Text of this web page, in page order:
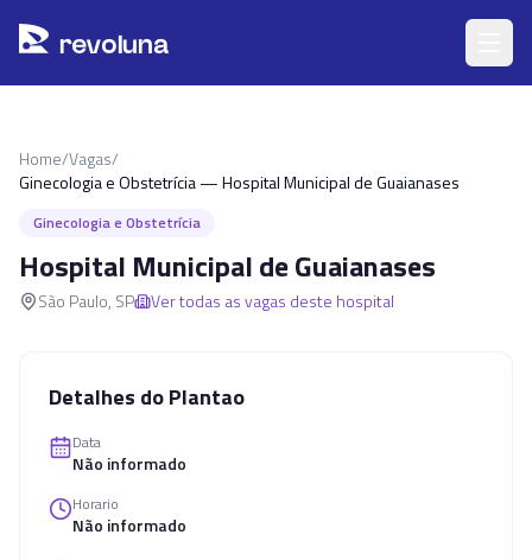
revoluna
Home/Vagas/
Ginecologia e Obstetrícia — Hospital Municipal de Guaianases
Ginecologia e Obstetrícia
Hospital Municipal de Guaianases
São Paulo, SP Ver todas as vagas deste hospital
Detalhes do Plantao
Data
Não informado
Horario
Não informado